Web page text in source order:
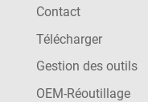
Contact
Télécharger
Gestion des outils
OEM-Réoutillage